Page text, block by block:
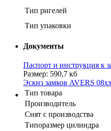
Тип ригелей
Тип упаковки
Документы
Паспорт и инструкция к
Размер: 590,7 кб
Эскиз замков AVERS
Тип товара
Производитель
Cнят с производства
Типоразмер цилиндра